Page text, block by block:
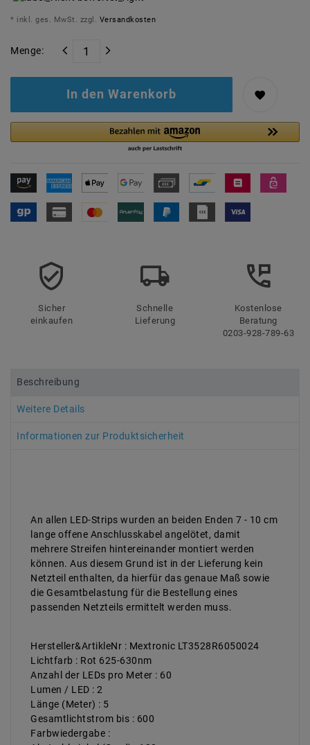
* inkl. ges. MwSt. zzgl. Versandkosten
Menge:
In den Warenkorb
Sicher
einkaufen
Schnelle
Lieferung
Kostenlose
Beratung
0203-928-789-63
Beschreibung
Weitere Details
Informationen zur Produktsicherheit
An allen LED-Strips wurden an beiden Enden 7 - 10 cm
lange offene Anschlusskabel angelötet, damit
mehrere Streifen hintereinander montiert werden
können. Aus diesem Grund ist in der Lieferung kein
Netzteil enthalten, da hierfür das genaue Maß sowie
die Gesamtbelastung für die Bestellung eines
passenden Netzteils ermittelt werden muss.
Hersteller&ArtikleNr : Mextronic LT3528R6050024
Lichtfarb : Rot 625-630nm
Anzahl der LEDs pro Meter : 60
Lumen / LED : 2
Länge (Meter) : 5
Gesamtlichtstrom bis : 600
Farbwiedergabe :